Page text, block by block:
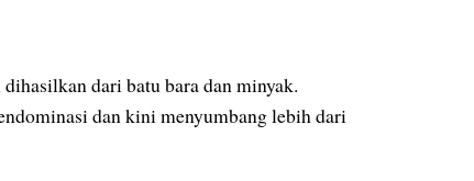
dari batu bara dan minyak.
dan kini menyumbang lebih dari